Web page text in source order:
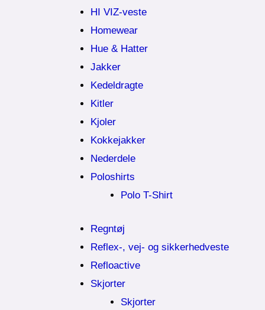
HI VIZ-veste
Homewear
Hue & Hatter
Jakker
Kedeldragte
Kitler
Kjoler
Kokkejakker
Nederdele
Poloshirts
Polo T-Shirt
Regntøj
Reflex-, vej- og sikkerhedveste
Refloactive
Skjorter
Skjorter